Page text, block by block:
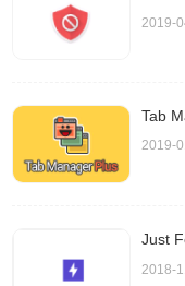
2019-
Tab
2019-
Just
2018-